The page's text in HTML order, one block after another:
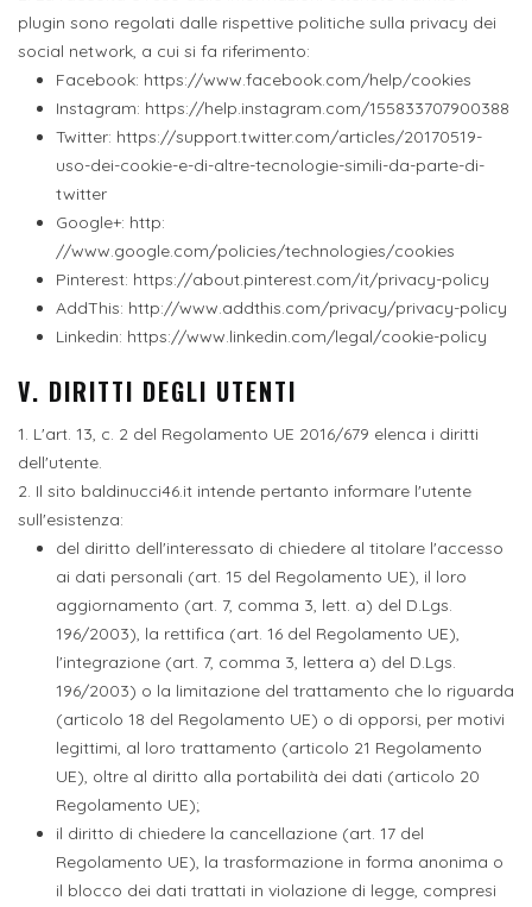
plugin sono regolati dalle rispettive politiche sulla privacy dei
social network, a cui si fa riferimento:
Facebook: https://www.facebook.com/help/cookies
Instagram: https://help.instagram.com/155833707900388
Twitter: https://support.twitter.com/articles/20170519-
uso-dei-cookie-e-di-altre-tecnologie-simili-da-parte-di-
twitter
Google+: http:
//www.google.com/policies/technologies/cookies
Pinterest: https://about.pinterest.com/it/privacy-policy
AddThis: http://www.addthis.com/privacy/privacy-policy
Linkedin: https://www.linkedin.com/legal/cookie-policy
V. DIRITTI DEGLI UTENTI
1. L'art. 13, c. 2 del Regolamento UE 2016/679 elenca i diritti
dell'utente.
2. Il sito baldinucci46.it intende pertanto informare l'utente
sull'esistenza:
del diritto dell'interessato di chiedere al titolare l'accesso
ai dati personali (art. 15 del Regolamento UE), il loro
aggiornamento (art. 7, comma 3, lett. a) del D.Lgs.
196/2003), la rettifica (art. 16 del Regolamento UE),
l'integrazione (art. 7, comma 3, lettera a) del D.Lgs.
196/2003) o la limitazione del trattamento che lo riguarda
(articolo 18 del Regolamento UE) o di opporsi, per motivi
legittimi, al loro trattamento (articolo 21 Regolamento
UE), oltre al diritto alla portabilità dei dati (articolo 20
Regolamento UE);
il diritto di chiedere la cancellazione (art. 17 del
Regolamento UE), la trasformazione in forma anonima o
il blocco dei dati trattati in violazione di legge, compresi